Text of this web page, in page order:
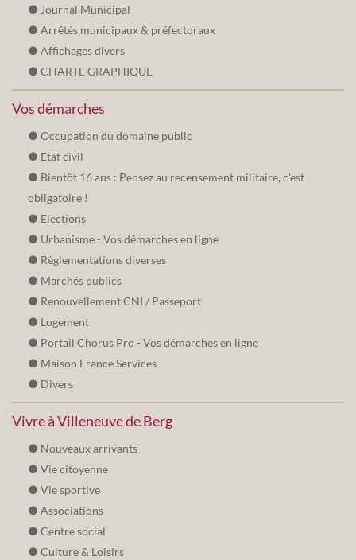
Journal Municipal
Arrêtés municipaux & préfectoraux
Affichages divers
CHARTE GRAPHIQUE
Vos démarches
Occupation du domaine public
Etat civil
Bientôt 16 ans : Pensez au recensement militaire, c'est
obligatoire !
Elections
Urbanisme - Vos démarches en ligne
Règlementations diverses
Marchés publics
Renouvellement CNI / Passeport
Logement
Portail Chorus Pro - Vos démarches en ligne
Maison France Services
Divers
Vivre à Villeneuve de Berg
Nouveaux arrivants
Vie citoyenne
Vie sportive
Associations
Centre social
Culture & Loisirs